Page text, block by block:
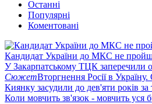
Останні
Популярні
Коментовані
Кандидат України до МКС не
У Закарпатському ТЦК заперечили
СюжетВторгнення Росії в
Киянку засудили до дев'яти років за
Коли мовчить зв'язок - мовчить уся